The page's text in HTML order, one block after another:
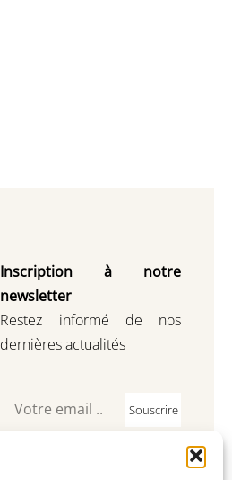
Inscription à notre
newsletter
Restez informé de nos
dernières actualités
Souscrire